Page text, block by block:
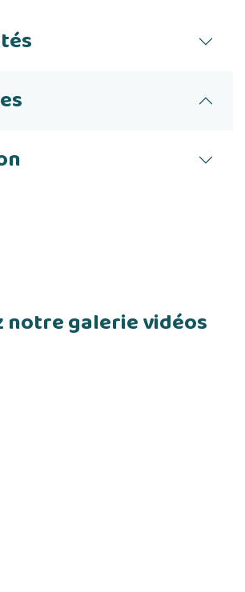
notre galerie vidéos